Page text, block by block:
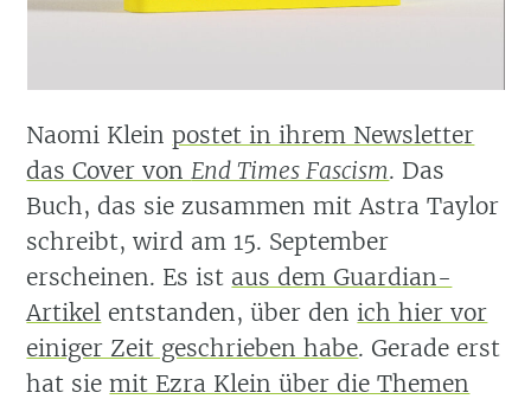
Naomi Kleinpostet in ihrem Newsletter
das Cover vonEnd Times Fascism. Das
Buch, das sie zusammen mit Astra Taylor
schreibt, wird am 15. September
erscheinen. Es ist aus dem Guardian-
Artikel entstanden, über denich hier vor
einiger Zeit geschrieben habe. Gerade erst
hat siemit Ezra Klein über die Themen